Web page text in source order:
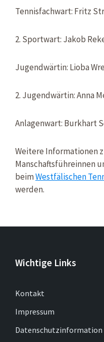
Tennisfachwart: Fritz
2. Sportwart: Jakob
Jugendwärtin: Lioba
2. Jugendwärtin: Anna
Anlagenwart: Burkhart
Weitere Informationen
Manschaftsführeinnen
beimWestfälischen
werden.
Wichtige Links
Kontakt
Impressum
Datenschutzinformation